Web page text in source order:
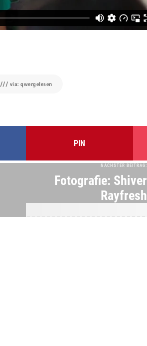
/// via: qwergelesen
PIN
NÄCHSTER BEITRAG:
Fotografie: Shiver
Rayfresh